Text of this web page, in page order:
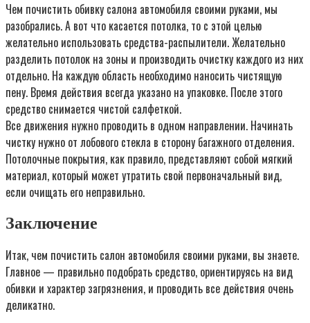
Чем почистить обивку салона автомобиля своими руками, мы
разобрались. А вот что касается потолка, то с этой целью
желательно использовать средства-распылители. Желательно
разделить потолок на зоны и производить очистку каждого из них
отдельно. На каждую область необходимо наносить чистящую
пену. Время действия всегда указано на упаковке. После этого
средство снимается чистой салфеткой.
Все движения нужно проводить в одном направлении. Начинать
чистку нужно от лобового стекла в сторону багажного отделения.
Потолочные покрытия, как правило, представляют собой мягкий
материал, который может утратить свой первоначальный вид,
если очищать его неправильно.
Заключение
Итак, чем почистить салон автомобиля своими руками, вы знаете.
Главное — правильно подобрать средство, ориентируясь на вид
обивки и характер загрязнения, и проводить все действия очень
деликатно.